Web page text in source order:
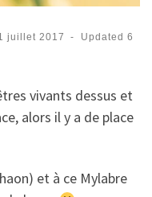
juillet 2017 - Updated6
vivants dessus et
alors il y a de place
et à ce Mylabre